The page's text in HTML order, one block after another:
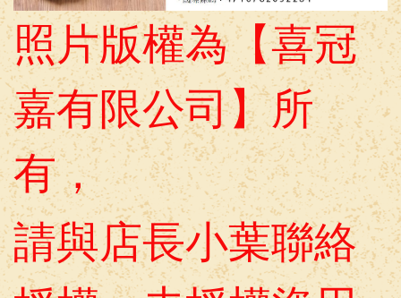
照片版權為【喜冠
嘉有限公司】所
有，
請與店長小葉聯絡